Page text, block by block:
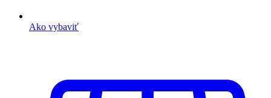
Ako vybaviť